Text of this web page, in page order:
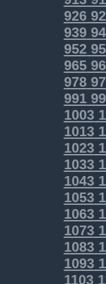
926
939
952
965
978
991
1003
1013
1023
1033
1043
1053
1063
1073
1083
1093
1103